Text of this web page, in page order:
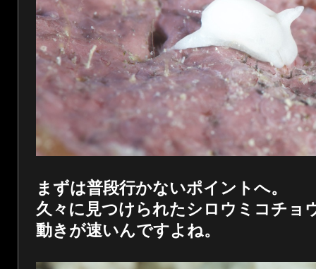
まずは普段行かないポイントへ。
久々に見つけられたシロウミコチョ
動きが速いんですよね。